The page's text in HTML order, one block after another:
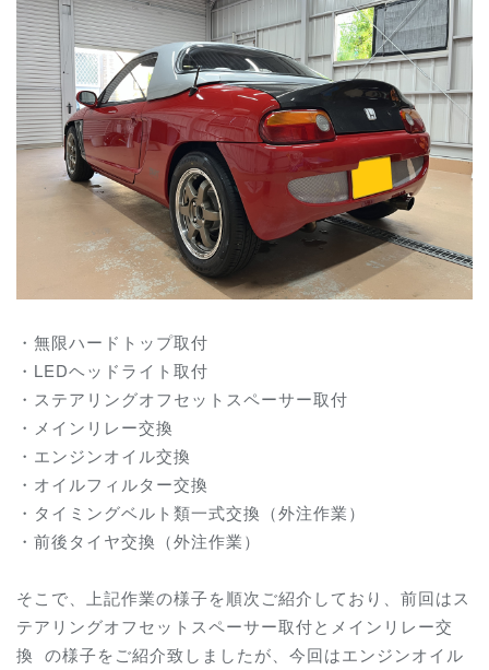
・無限ハードトップ取付
・LEDヘッドライト取付
・ステアリングオフセットスペーサー取付
・メインリレー交換
・エンジンオイル交換
・オイルフィルター交換
・タイミングベルト類一式交換（外注作業）
・前後タイヤ交換（外注作業）
そこで、上記作業の様子を順次ご紹介しており、前回はス
テアリングオフセットスペーサー取付とメインリレー交
換 の様子をご紹介致しましたが、 今回はエンジンオイル